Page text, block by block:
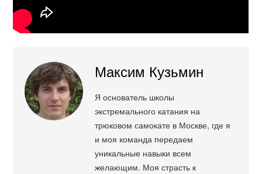
Максим Кузьмин
Я основатель школы
экстремального катания на
трюковом самокате в Москве, где я
и моя команда передаем
уникальные навыки всем
желающим. Моя страсть к